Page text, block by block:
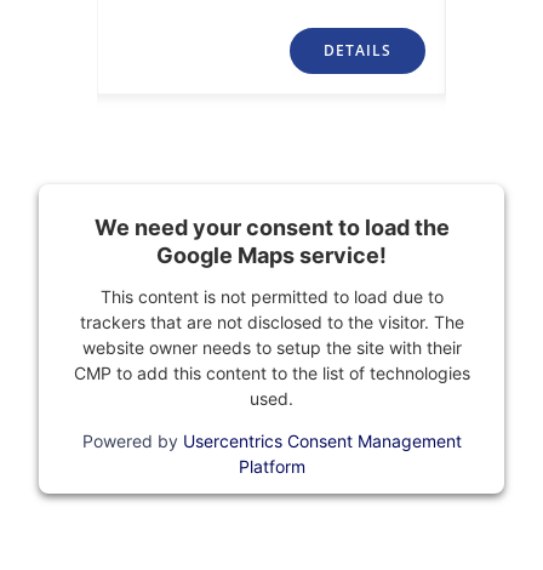
DETAILS
We need your consent to load the
Google Maps service!
This content is not permitted to load due to
trackers that are not disclosed to the visitor. The
website owner needs to setup the site with their
CMP to add this content to the list of technologies
used.
Powered by Usercentrics Consent Management
Platform